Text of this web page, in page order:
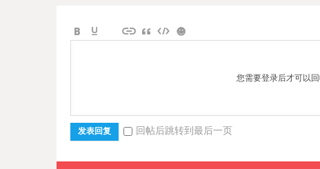
您需要登录后才可以
发表回复 回帖后跳转到最后一页